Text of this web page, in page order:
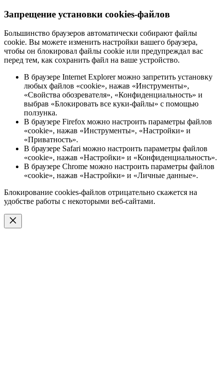
Запрещение установки cookies-файлов
Большинство браузеров автоматически собирают файлы
cookie. Вы можете изменить настройки вашего браузера,
чтобы он блокировал файлы cookie или предупреждал вас
перед тем, как сохранить файл на ваше устройство.
В браузере Internet Explorer можно запретить установку
любых файлов «cookie», нажав «Инструменты»,
«Свойства обозревателя», «Конфиденциальность» и
выбрав «Блокировать все куки-файлы» с помощью
ползунка.
В браузере Firefox можно настроить параметры файлов
«cookie», нажав «Инструменты», «Настройки» и
«Приватность».
В браузере Safari можно настроить параметры файлов
«cookie», нажав «Настройки» и «Конфиденциальность».
В браузере Chrome можно настроить параметры файлов
«cookie», нажав «Настройки» и «Личные данные».
Блокирование cookies-файлов отрицательно скажется на
удобстве работы с некоторыми веб-сайтами.